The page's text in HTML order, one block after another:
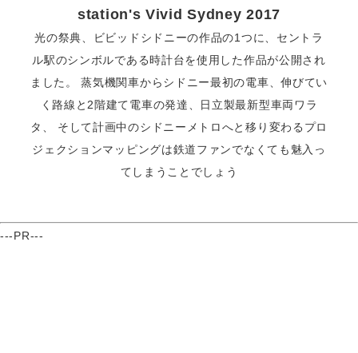
station's Vivid Sydney 2017
光の祭典、ビビッドシドニーの作品の1つに、セントラ
ル駅のシンボルである時計台を使用した作品が公開され
ました。 蒸気機関車からシドニー最初の電車、伸びてい
く路線と2階建て電車の発達、日立製最新型車両ワラ
タ、 そして計画中のシドニーメトロへと移り変わるプロ
ジェクションマッピングは鉄道ファンでなくても魅入っ
てしまうことでしょう
---PR---